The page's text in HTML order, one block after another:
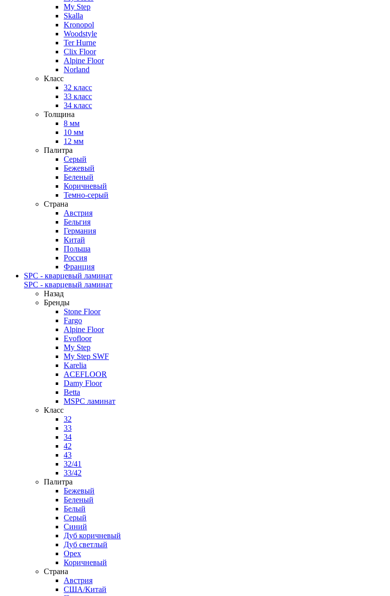
My Step
Skalla
Kronopol
Woodstyle
Ter Hurne
Clix Floor
Alpine Floor
Norland
Класс
32 класс
33 класс
34 класс
Толщина
8 мм
10 мм
12 мм
Палитра
Серый
Бежевый
Беленый
Коричневый
Темно-серый
Страна
Австрия
Бельгия
Германия
Китай
Польша
Россия
Франция
SPC - кварцевый ламинат
SPC - кварцевый ламинат
Назад
Бренды
Stone Floor
Fargo
Alpine Floor
Evofloor
My Step
My Step SWF
Karelia
ACEFLOOR
Damy Floor
Betta
MSPC ламинат
Класс
32
33
34
42
43
32/41
33/42
Палитра
Бежевый
Беленый
Белый
Серый
Синий
Дуб коричневый
Дуб светлый
Орех
Коричневый
Страна
Австрия
США/Китай